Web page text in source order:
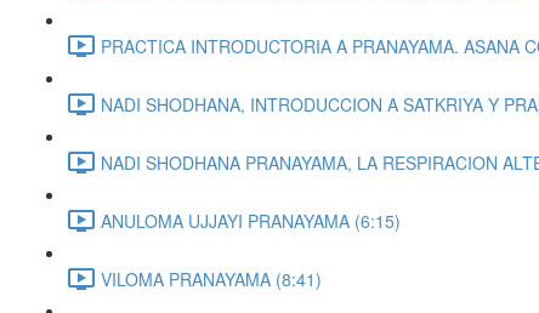
PRACTICA INTRODUCTORIA A PRANAYAMA. ASANA
NADI SHODHANA, INTRODUCCION A SATKRIYA Y
NADI SHODHANA PRANAYAMA, LA RESPIRACION
ANULOMA UJJAYI PRANAYAMA (6:15)
VILOMA PRANAYAMA (8:41)